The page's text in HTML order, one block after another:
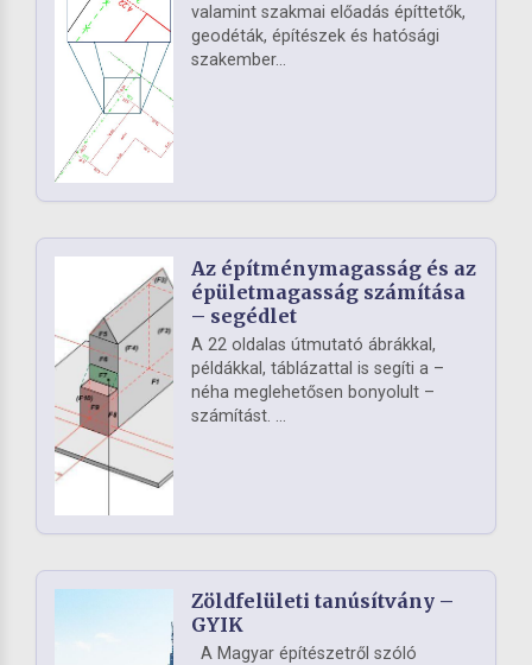
valamint szakmai előadás építtetők,
geodéták, építészek és hatósági
szakember...
Az építménymagasság és az
épületmagasság számítása
– segédlet
A 22 oldalas útmutató ábrákkal,
példákkal, táblázattal is segíti a –
néha meglehetősen bonyolult –
számítást. ...
Zöldfelületi tanúsítvány –
GYIK
A Magyar építészetről szóló